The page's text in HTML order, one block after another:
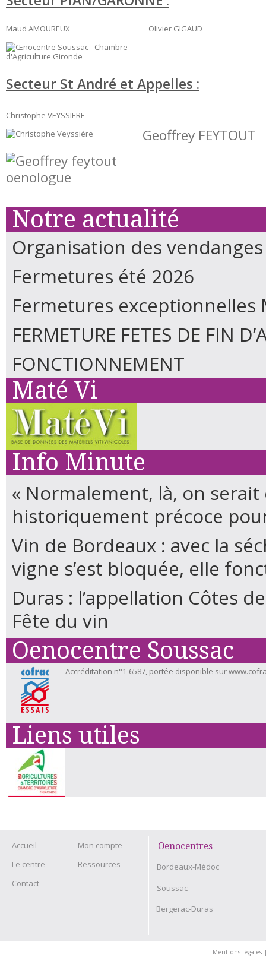
Maud AMOUREUX Olivier GIGAUD
Secteur St André et Appelles :
Christophe VEYSSIERE
Geoffrey FEYTOUT
Notre actualité
Organisation des
Fermetures été 2026
Fermetures exceptionnelles
FERMETURE FETES DE FIN
FONCTIONNEMENT
Maté Vi
Info Minute
« Normalement, là, on serait
historiquement précoce
Vin de Bordeaux : avec la
vigne s’est bloquée, elle
Duras : l’appellation Côtes
Fête du vin
Oenocentre Soussac
Accréditation n°1-6587, portée disponible sur
Liens utiles
Accueil
Mon compte
Le centre
Ressources
Contact
Oenocentres
Bordeaux-Médoc
Soussac
Bergerac-Duras
Mentions légales